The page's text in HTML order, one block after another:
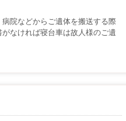
院などからご遺体を搬送する際
なければ寝台車は故人様のご遺